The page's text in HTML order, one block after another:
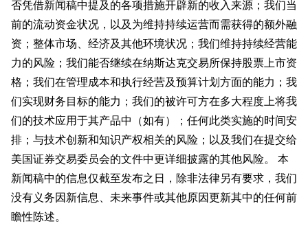
否凭借新闻稿中提及的各项措施开辟新的收入来源；我们当
前的流动资金状况，以及为维持持续运营而需获得的额外融
资；整体市场、经济及其他环境状况；我们维持持续经营能
力的风险；我们能否继续在纳斯达克交易所保持股票上市资
格；我们在管理成本和执行经营及预算计划方面的能力；我
们实现财务目标的能力；我们的被许可方在多大程度上将我
们的技术应用于其产品中（如有）；任何此类实施的时间安
排；与技术创新和知识产权相关的风险；以及我们在提交给
美国证券交易委员会的文件中更详细披露的其他风险。 本
新闻稿中的信息仅截至发布之日，除非法律另有要求，我们
没有义务因新信息、未来事件或其他原因更新其中的任何前
瞻性陈述。